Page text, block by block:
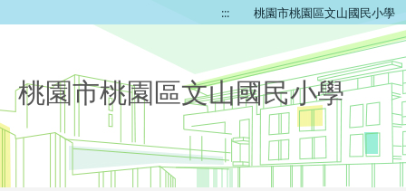
::: 桃園市桃園區文山國民小學
桃園市桃園區文山國民小學